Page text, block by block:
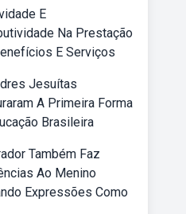
E
Na Prestação
E Serviços
Jesuítas
A Primeira Forma
Brasileira
Também Faz
Ao Menino
Expressões Como